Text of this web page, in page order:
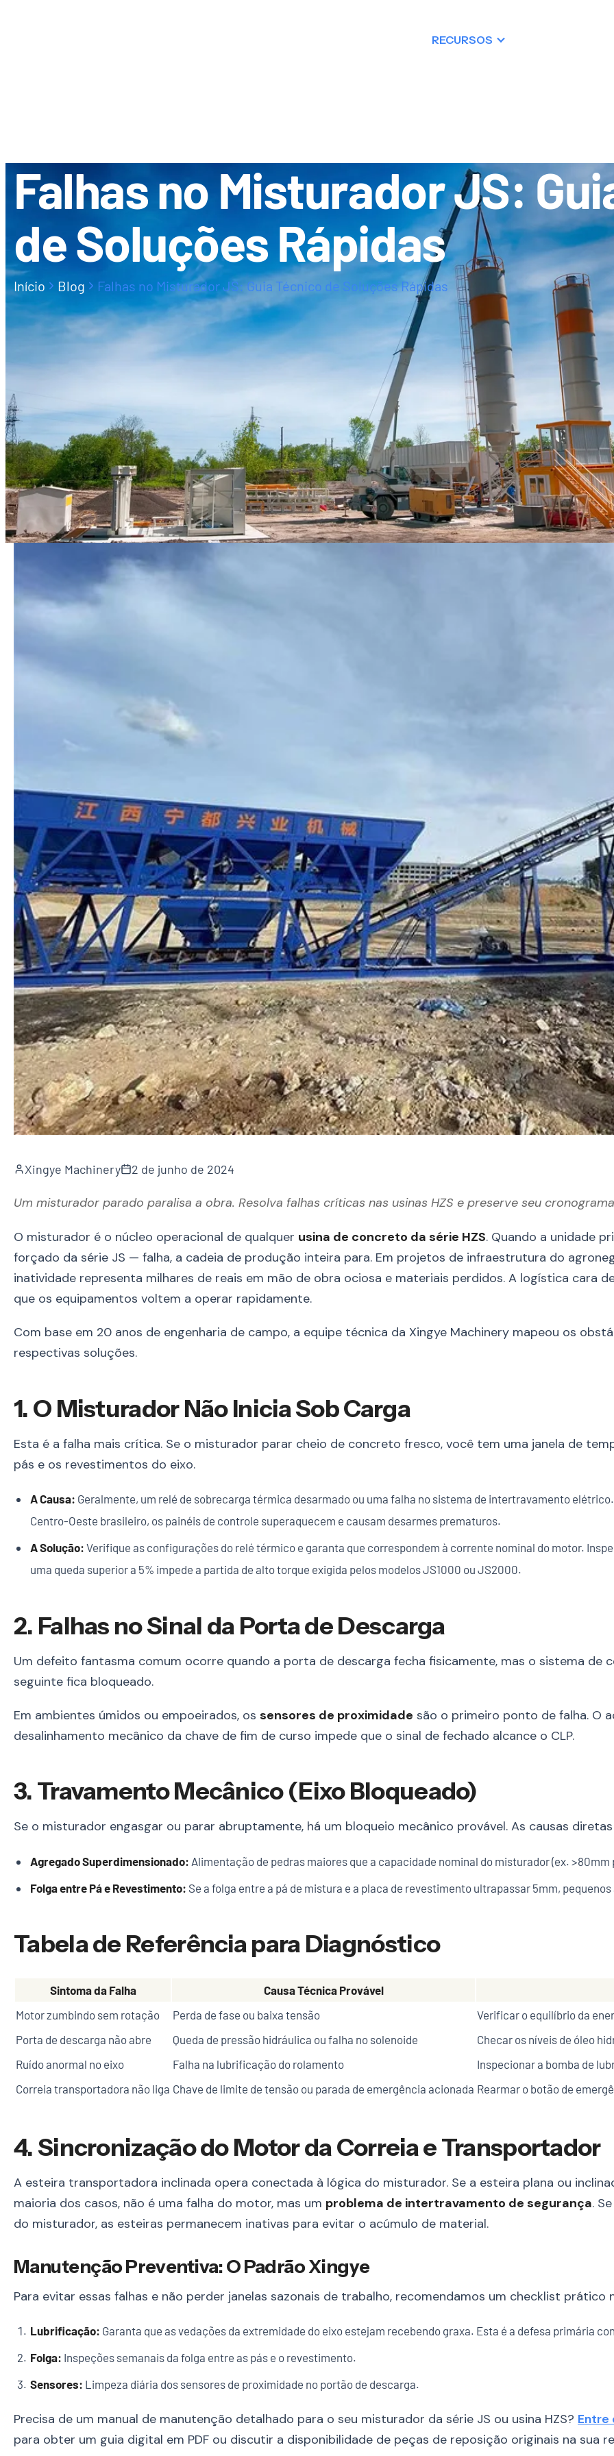
RECURSOS
Falhas no Misturador JS:
de Soluções Rápidas
Início Blog Falhas no Misturador JS: Guia Técnico de Soluções Rápidas
Xingye Machinery 2 de junho de 2024
Um misturador parado paralisa a obra. Resolva falhas críticas nas usinas HZS e preserve seu
O misturador é o núcleo operacional de qualquer usina de concreto da série HZS. Quando a unidade
forçado da série JS — falha, a cadeia de produção inteira para. Em projetos de infraestrutura do
inatividade representa milhares de reais em mão de obra ociosa e materiais perdidos. A logística cara
que os equipamentos voltem a operar rapidamente.
Com base em 20 anos de engenharia de campo, a equipe técnica da Xingye Machinery mapeou os
respectivas soluções.
1. O Misturador Não Inicia Sob Carga
Esta é a falha mais crítica. Se o misturador parar cheio de concreto fresco, você tem uma janela de
pás e os revestimentos do eixo.
A Causa: Geralmente, um relé de sobrecarga térmica desarmado ou uma falha no sistema de intertravamento
Centro-Oeste brasileiro, os painéis de controle superaquecem e causam desarmes prematuros.
A Solução: Verifique as configurações do relé térmico e garanta que correspondem à corrente nominal do motor.
uma queda superior a 5% impede a partida de alto torque exigida pelos modelos JS1000 ou JS2000.
2. Falhas no Sinal da Porta de Descarga
Um defeito fantasma comum ocorre quando a porta de descarga fecha fisicamente, mas o sistema de
seguinte fica bloqueado.
Em ambientes úmidos ou empoeirados, os sensores de proximidade são o primeiro ponto de falha. O
desalinhamento mecânico da chave de fim de curso impede que o sinal de fechado alcance o CLP.
3. Travamento Mecânico (Eixo Bloqueado)
Se o misturador engasgar ou parar abruptamente, há um bloqueio mecânico provável. As causas
Agregado Superdimensionado: Alimentação de pedras maiores que a capacidade nominal do misturador (ex.
Folga entre Pá e Revestimento: Se a folga entre a pá de mistura e a placa de revestimento ultrapassar 5mm,
Tabela de Referência para Diagnóstico
Sintoma da Falha
Causa Técnica Provável
Motor zumbindo sem rotação
Perda de fase ou baixa tensão
Verificar o equilíbrio da
Porta de descarga não abre
Queda de pressão hidráulica ou falha no solenoide
Checar os níveis de óleo
Ruído anormal no eixo
Falha na lubrificação do rolamento
Inspecionar a bomba de
Correia transportadora não liga Chave de limite de tensão ou parada de emergência acionada Rearmar o botão de
4. Sincronização do Motor da Correia e Transportador
A esteira transportadora inclinada opera conectada à lógica do misturador. Se a esteira plana ou
maioria dos casos, não é uma falha do motor, mas um problema de intertravamento de segurança.
do misturador, as esteiras permanecem inativas para evitar o acúmulo de material.
Manutenção Preventiva: O Padrão Xingye
Para evitar essas falhas e não perder janelas sazonais de trabalho, recomendamos um checklist prático
Lubrificação: Garanta que as vedações da extremidade do eixo estejam recebendo graxa. Esta é a defesa primária
Folga: Inspeções semanais da folga entre as pás e o revestimento.
Sensores: Limpeza diária dos sensores de proximidade no portão de descarga.
Precisa de um manual de manutenção detalhado para o seu misturador da série JS ou usina HZS? Entre
para obter um guia digital em PDF ou discutir a disponibilidade de peças de reposição originais na sua